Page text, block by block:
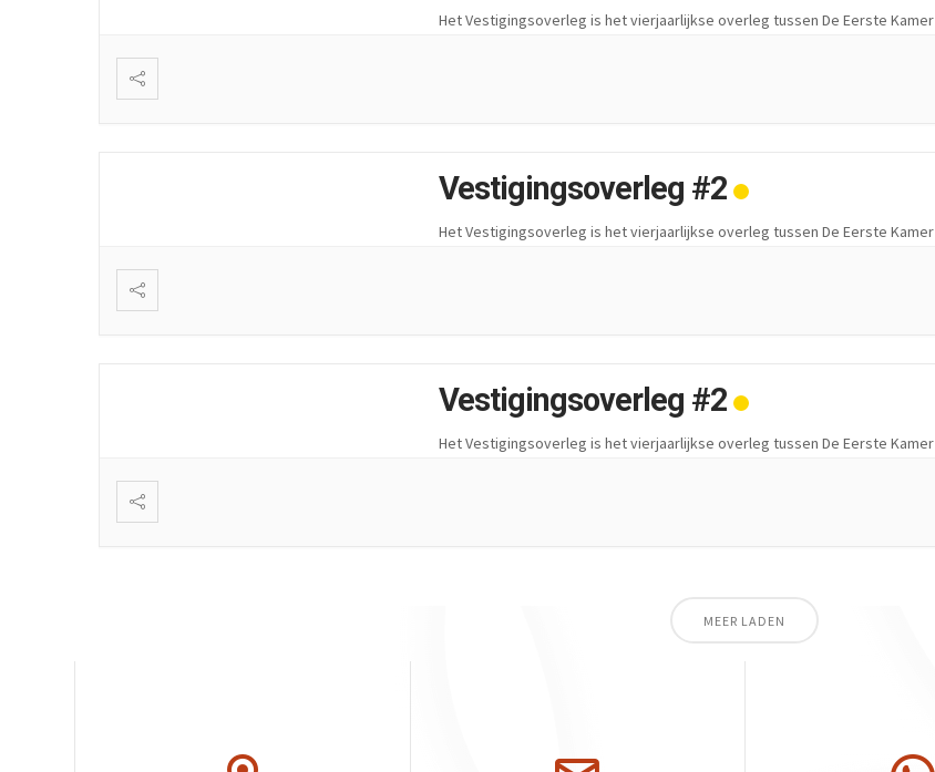
Het Vestigingsoverleg is het vierjaarlijkse overleg tussen De Eerste Kamer
Vestigingsoverleg #2
Het Vestigingsoverleg is het vierjaarlijkse overleg tussen De Eerste Kamer
Vestigingsoverleg #2
Het Vestigingsoverleg is het vierjaarlijkse overleg tussen De Eerste Kamer
MEER LADEN